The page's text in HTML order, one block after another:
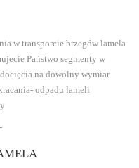
w transporcie brzegów lamela
Państwo segmenty w
na dowolny wymiar.
odpadu lameli